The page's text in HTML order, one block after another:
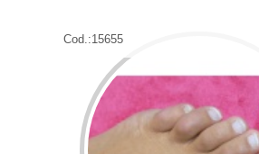
Cod.:15655